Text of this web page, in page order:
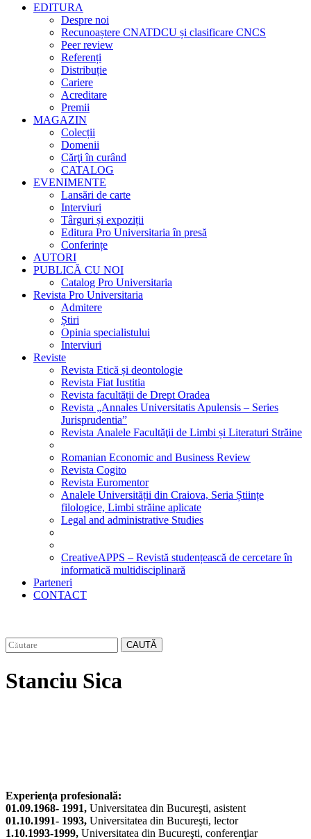
EDITURA
Despre noi
Recunoaștere CNATDCU și clasificare CNCS
Peer review
Referenți
Distribuție
Cariere
Acreditare
Premii
MAGAZIN
Colecții
Domenii
Cărţi în curând
CATALOG
EVENIMENTE
Lansări de carte
Interviuri
Târguri și expoziții
Editura Pro Universitaria în presă
Conferințe
AUTORI
PUBLICĂ CU NOI
Catalog Pro Universitaria
Revista Pro Universitaria
Admitere
Știri
Opinia specialistului
Interviuri
Reviste
Revista Etică și deontologie
Revista Fiat Iustitia
Revista facultății de Drept Oradea
Revista „Annales Universitatis Apulensis – Series
Jurisprudentia”
Revista Analele Facultăţii de Limbi și Literaturi Străine
Romanian Economic and Business Review
Revista Cogito
Revista Euromentor
Analele Universității din Craiova, Seria Științe
filologice, Limbi străine aplicate
Legal and administrative Studies
CreativeAPPS – Revistă studențească de cercetare în
informatică multidisciplinară
Parteneri
CONTACT
CAUTĂ
Stanciu Sica
Experienţa profesională:
01.09.1968- 1991, Universitatea din Bucureşti, asistent
01.10.1991- 1993, Universitatea din Bucureşti, lector
1.10.1993-1999, Universitatea din Bucureşti, conferenţiar